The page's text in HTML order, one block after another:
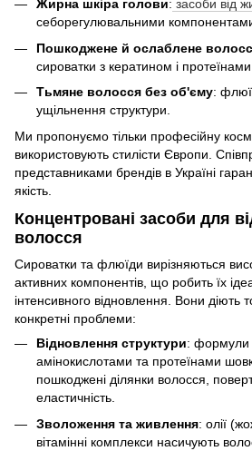
Жирна шкіра голови: засоби від
себорегулювальними
Пошкоджене й ослаблене
сироватки з кератином і протеїнами.
Тьмяне волосся без об'єму:
ущільнення структури.
Ми пропонуємо тільки професійну
використовують стилісти Європи.
представниками брендів в Україні
якість.
Концентровані засоби для
волосся
Сироватки та флюїди вирізняються
активних компонентів, що робить їх
інтенсивного відновлення. Вони діють
конкретні проблеми:
Відновлення структури: формули
амінокислотами та протеїнами
пошкоджені ділянки волосся,
еластичність.
Зволоження та живлення: олії
вітамінні комплекси насичують